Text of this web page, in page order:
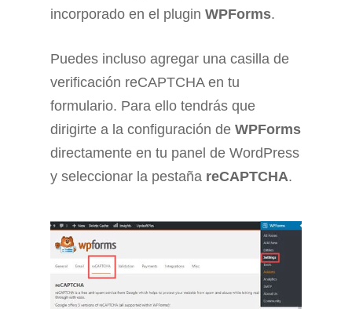
incorporado en el plugin WPForms.
Puedes incluso agregar una casilla de
verificación reCAPTCHA en tu
formulario. Para ello tendrás que
dirigirte a la configuración de WPForms
directamente en tu panel de WordPress
y seleccionar la pestaña reCAPTCHA.